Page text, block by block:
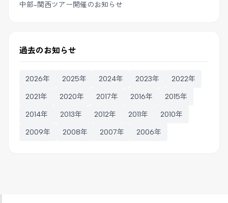
中部-関西ツアー開催のお知らせ
過去のお知らせ
2026年 2025年 2024年 2023年 2022年
2021年 2020年 2017年 2016年 2015年
2014年 2013年 2012年 2011年 2010年
2009年 2008年 2007年 2006年